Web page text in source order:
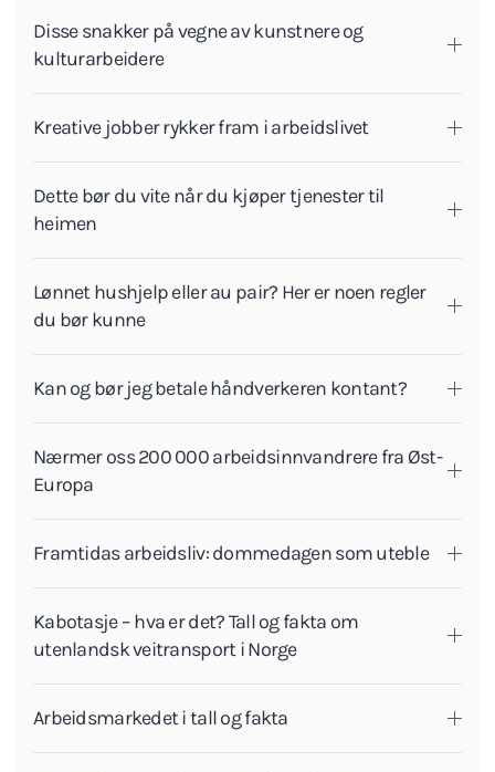
Disse snakker på vegne av kunstnere og
kulturarbeidere
Kreative jobber rykker fram i arbeidslivet
Dette bør du vite når du kjøper tjenester til
heimen
Lønnet hushjelp eller au pair? Her er noen regler
du bør kunne
Kan og bør jeg betale håndverkeren kontant?
Nærmer oss 200 000 arbeidsinnvandrere fra Øst-
Europa
Framtidas arbeidsliv: dommedagen som uteble
Kabotasje – hva er det? Tall og fakta om
utenlandsk veitransport i Norge
Arbeidsmarkedet i tall og fakta